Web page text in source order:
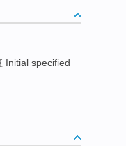
Initial specified